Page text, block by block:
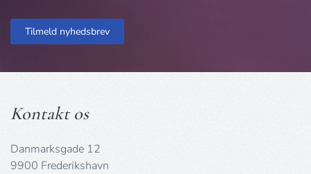
Tilmeld nyhedsbrev
Kontakt os
Danmarksgade 12
9900 Frederikshavn